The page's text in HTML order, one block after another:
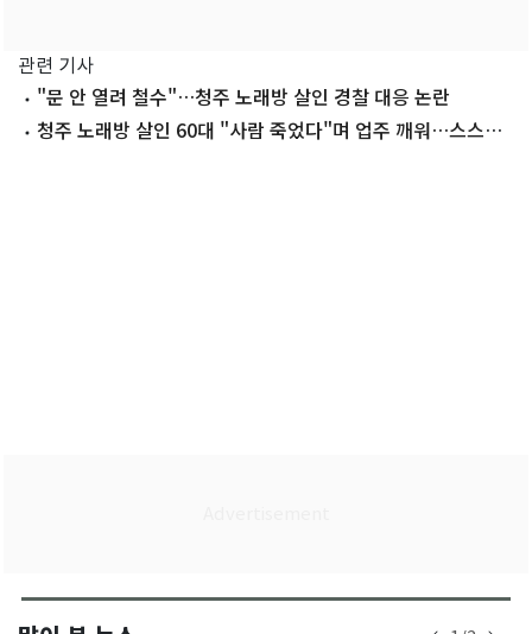
관련 기사
"문 안 열려 철수"…청주 노래방 살인 경찰 대응 논란
청주 노래방 살인 60대 "사람 죽었다"며 업주 깨워…스스로